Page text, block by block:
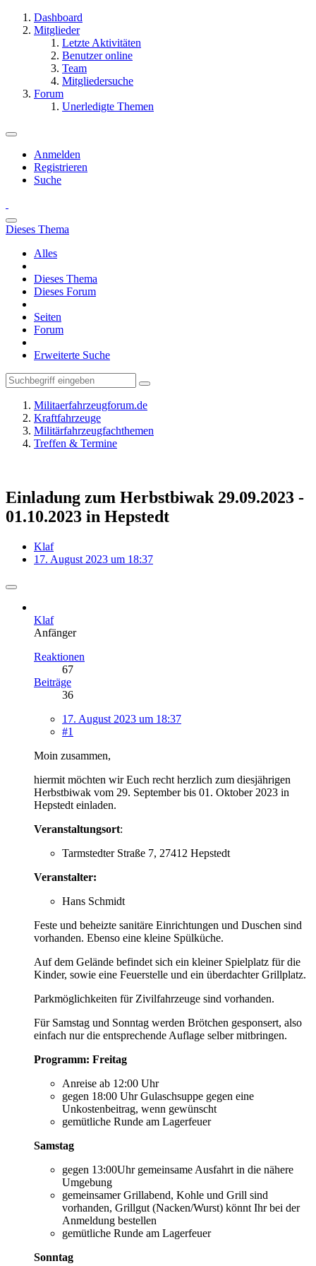
Dashboard
Mitglieder
Letzte Aktivitäten
Benutzer online
Team
Mitgliedersuche
Forum
Unerledigte Themen
Anmelden
Registrieren
Suche
Dieses Thema
Alles
Dieses Thema
Dieses Forum
Seiten
Forum
Erweiterte Suche
Militaerfahrzeugforum.de
Kraftfahrzeuge
Militärfahrzeugfachthemen
Treffen & Termine
Einladung zum Herbstbiwak 29.09.2023 -
01.10.2023 in Hepstedt
Klaf
17. August 2023 um 18:37
Klaf
Anfänger
Reaktionen
67
Beiträge
36
17. August 2023 um 18:37
#1
Moin zusammen,
hiermit möchten wir Euch recht herzlich zum diesjährigen
Herbstbiwak vom 29. September bis 01. Oktober 2023 in
Hepstedt einladen.
Veranstaltungsort:
Tarmstedter Straße 7, 27412 Hepstedt
Veranstalter:
Hans Schmidt
Feste und beheizte sanitäre Einrichtungen und Duschen sind
vorhanden. Ebenso eine kleine Spülküche.
Auf dem Gelände befindet sich ein kleiner Spielplatz für die
Kinder, sowie eine Feuerstelle und ein überdachter Grillplatz.
Parkmöglichkeiten für Zivilfahrzeuge sind vorhanden.
Für Samstag und Sonntag werden Brötchen gesponsert, also
einfach nur die entsprechende Auflage selber mitbringen.
Programm: Freitag
Anreise ab 12:00 Uhr
gegen 18:00 Uhr Gulaschsuppe gegen eine
Unkostenbeitrag, wenn gewünscht
gemütliche Runde am Lagerfeuer
Samstag
gegen 13:00Uhr gemeinsame Ausfahrt in die nähere
Umgebung
gemeinsamer Grillabend, Kohle und Grill sind
vorhanden, Grillgut (Nacken/Wurst) könnt Ihr bei der
Anmeldung bestellen
gemütliche Runde am Lagerfeuer
Sonntag